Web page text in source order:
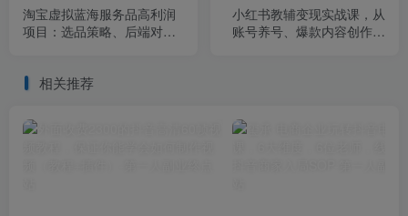
淘宝虚拟蓝海服务品高利润
项目：选品策略、后端对
小红书教辅变现实战课，从
账号养号、爆款内容创作到
相关推荐